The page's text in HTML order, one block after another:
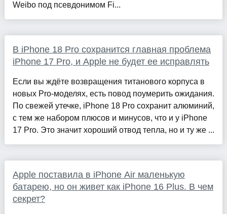
Weibo под псевдонимом Fi...
В iPhone 18 Pro сохранится главная проблема
iPhone 17 Pro, и Apple не будет ее исправлять
Если вы ждёте возвращения титанового корпуса в
новых Pro-моделях, есть повод поумерить ожидания.
По свежей утечке, iPhone 18 Pro сохранит алюминий,
с тем же набором плюсов и минусов, что и у iPhone
17 Pro. Это значит хороший отвод тепла, но и ту же ...
Apple поставила в iPhone Air маленькую
батарею, но он живет как iPhone 16 Plus. В чем
секрет?